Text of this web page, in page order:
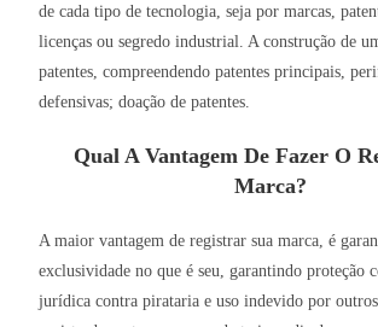
de cada tipo de tecnologia, seja por marcas,
licenças ou segredo industrial. A construção de
patentes, compreendendo patentes principais,
defensivas; doação de patentes.
Qual A Vantagem De Fazer O
Marca?
A maior vantagem de registrar sua marca, é
exclusividade no que é seu, garantindo proteção
jurídica contra pirataria e uso indevido por